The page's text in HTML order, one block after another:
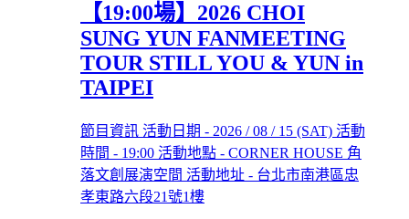
【19:00場】2026 CHOI
SUNG YUN FANMEETING
TOUR STILL YOU & YUN in
TAIPEI
節目資訊 活動日期 - 2026 / 08 / 15 (SAT) 活動
時間 - 19:00 活動地點 - CORNER HOUSE 角
落文創展演空間 活動地址 - 台北市南港區忠
孝東路六段21號1樓